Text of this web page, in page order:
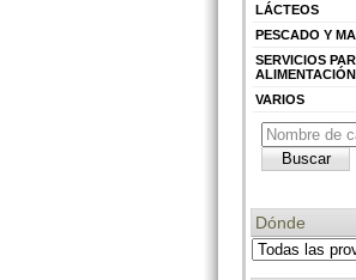
LÁCTEOS
PESCADO Y
SERVICIOS
ALIMENTACIÓN
VARIOS
Dónde